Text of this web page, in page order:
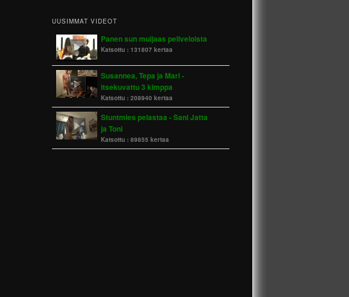
UUSIMMAT VIDEOT
Panen sun muijaas peliveloista
Katsottu :131807 kertaa
Susannea, Tepa ja Mari -
itsekuvattu 3 kimppa
Katsottu :208940 kertaa
Stuntmies pelastaa - Sani Jatta
ja Toni
Katsottu :89855 kertaa